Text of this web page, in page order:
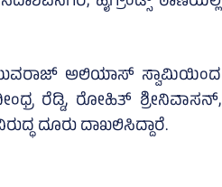
ಯುವರಾಜ್ ಅಲಿಯಾಸ್ ಸ್ವಾಮಿಯಿಂದ
ರೆಡ್ಡಿ, ರೋಹಿತ್‌ ಶ್ರೀನಿವಾಸನ್‌,
ದೂರು ದಾಖಲಿಸಿದ್ದಾರೆ.